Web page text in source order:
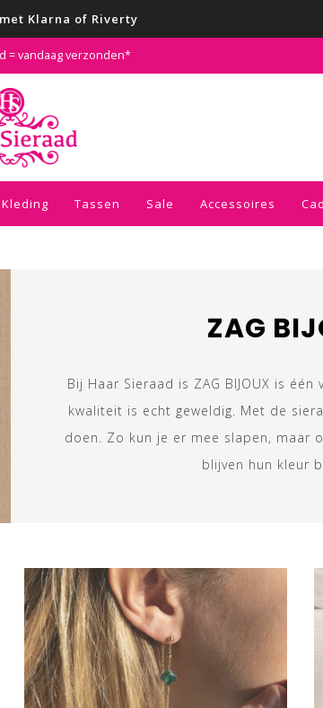
Klarna of Riverty
= vandaag verzonden* Kies
Kleding Tassen Sale Accessoires
ZAG
Bij Haar Sieraad is ZAG BIJOUX is
kwaliteit is echt geweldig. Met de
doen. Zo kun je er mee slapen, maar
blijven hun kleur